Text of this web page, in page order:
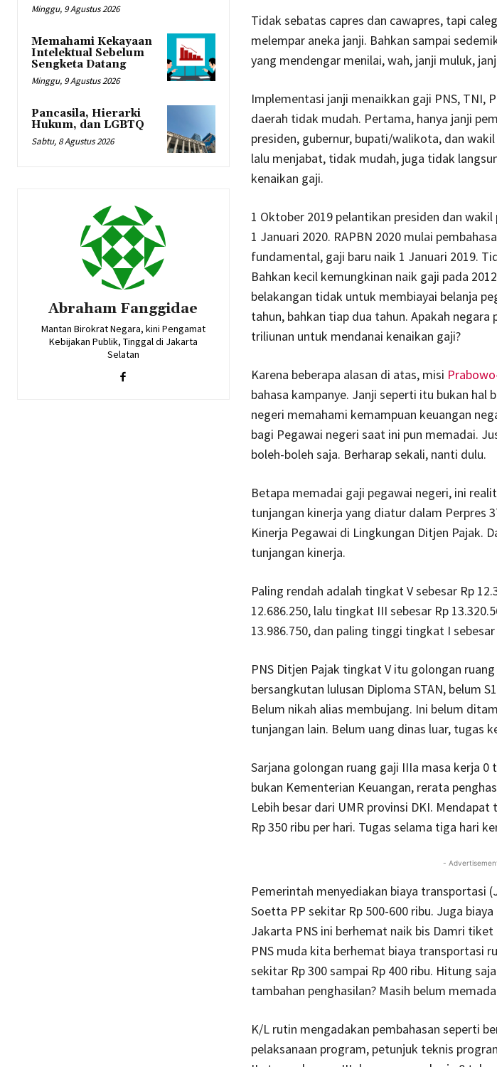
Minggu, 9 Agustus 2026
Memahami Kekayaan
Intelektual Sebelum
Sengketa Datang
Minggu, 9 Agustus 2026
Pancasila, Hierarki
Hukum, dan LGBTQ
Sabtu, 8 Agustus 2026
Abraham Fanggidae
Mantan Birokrat Negara, kini Pengamat
Kebijakan Publik, Tinggal di Jakarta
Selatan
Tidak sebatas capres dan cawapres, tapi
melempar aneka janji. Bahkan sampai
yang mendengar menilai, wah, janji muluk,
Implementasi janji menaikkan gaji PNS, TNI,
daerah tidak mudah. Pertama, hanya janji
presiden, gubernur, bupati/walikota, dan
lalu menjabat, tidak mudah, juga tidak
kenaikan gaji.
1 Oktober 2019 pelantikan presiden dan
1 Januari 2020. RAPBN 2020 mulai
fundamental, gaji baru naik 1 Januari 2019.
Bahkan kecil kemungkinan naik gaji pada
belakangan tidak untuk membiayai belanja
tahun, bahkan tiap dua tahun. Apakah negara
triliunan untuk mendanai kenaikan gaji?
Karena beberapa alasan di atas, misi
bahasa kampanye. Janji seperti itu bukan hal
negeri memahami kemampuan keuangan
bagi Pegawai negeri saat ini pun memadai.
boleh-boleh saja. Berharap sekali, nanti dulu.
Betapa memadai gaji pegawai negeri, ini
tunjangan kinerja yang diatur dalam Perpres
Kinerja Pegawai di Lingkungan Ditjen Pajak.
tunjangan kinerja.
Paling rendah adalah tingkat V sebesar Rp
12.686.250, lalu tingkat III sebesar Rp
13.986.750, dan paling tinggi tingkat I sebesar
PNS Ditjen Pajak tingkat V itu golongan
bersangkutan lulusan Diploma STAN, belum
Belum nikah alias membujang. Ini belum
tunjangan lain. Belum uang dinas luar, tugas
Sarjana golongan ruang gaji IIIa masa kerja
bukan Kementerian Keuangan, rerata
Lebih besar dari UMR provinsi DKI.
Rp 350 ribu per hari. Tugas selama tiga hari
-
Pemerintah menyediakan biaya transportasi
Soetta PP sekitar Rp 500-600 ribu. Juga
Jakarta PNS ini berhemat naik bis Damri
PNS muda kita berhemat biaya transportasi
sekitar Rp 300 sampai Rp 400 ribu. Hitung
tambahan penghasilan? Masih belum
K/L rutin mengadakan pembahasan seperti
pelaksanaan program, petunjuk teknis